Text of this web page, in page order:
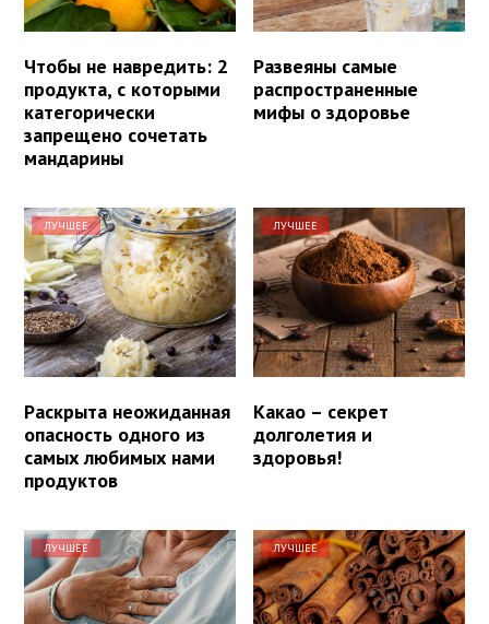
Чтобы не навредить: 2
продукта, с которыми
категорически
запрещено сочетать
мандарины
Развеяны самые
распространенные
мифы о здоровье
ЛУЧШЕЕ
Раскрыта неожиданная
опасность одного из
самых любимых нами
продуктов
ЛУЧШЕЕ
Какао – секрет
долголетия и
здоровья!
ЛУЧШЕЕ ЛУЧШЕЕ